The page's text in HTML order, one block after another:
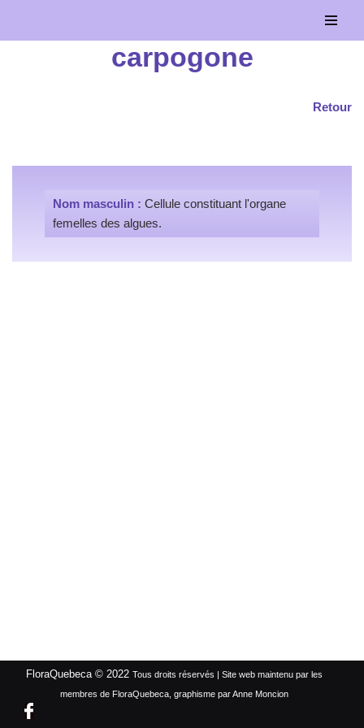
Aller
carpogone
Retour
Nom masculin : Cellule constituant l'organe
femelles des algues.
FloraQuebeca © 2022 Tous droits réservés | Site web maintenu par les
membres de FloraQuebeca, graphisme par Anne Moncion